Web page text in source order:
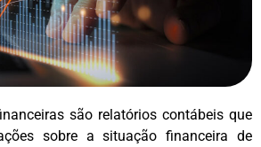
são relatórios contábeis que
sobre a situação financeira de